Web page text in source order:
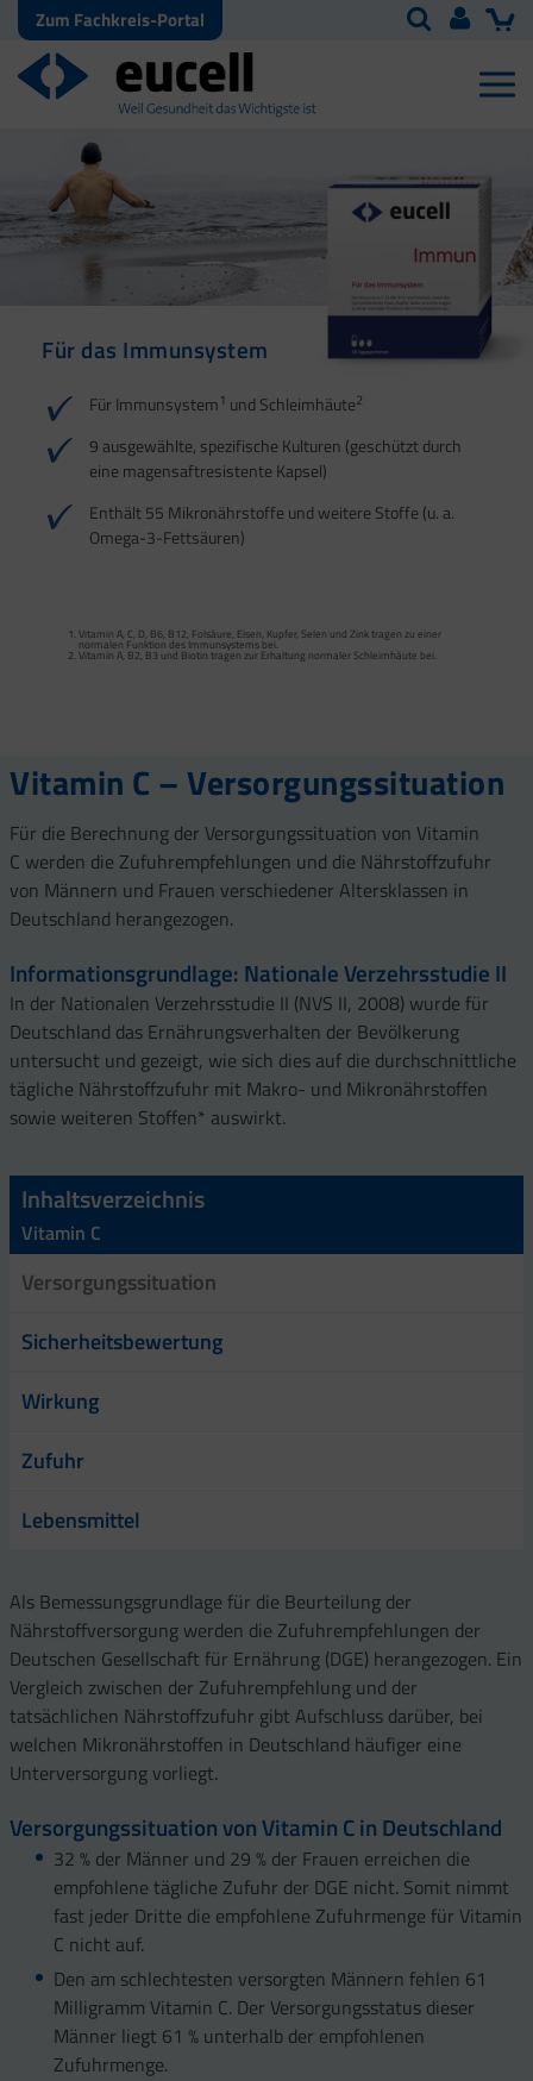
Zum Fachkreis-Portal
Für das Immunsystem
Für Immunsystem1 und Schleimhäute2
9 ausgewählte, spezifische Kulturen (geschützt durch
eine magensaftresistente Kapsel)
Enthält 55 Mikronährstoffe und weitere Stoffe (u. a.
Omega-3-Fettsäuren)
Vitamin A, C, D, B6, B12, Folsäure, Eisen, Kupfer, Selen und Zink tragen zu einer
normalen Funktion des Immunsystems bei.
Vitamin A, B2, B3 und Biotin tragen zur Erhaltung normaler Schleimhäute bei.
Für Haut, Haare und
4
Vitamin A, Beta-Carotin, Vitamine B2, B3, Biotin und Zink tragen zur Erhaltung
Für Ihre natürliche
normalen Stoffwechsel von Makronährstoffen bei.
Vitamin B2 und Biotin tragen zur Erhaltung normaler Schleimhäute (einschließlich
Darmschleimhaut) bei.
Vitamin D und Zink tragen zur normalen Funktion des Immunsystems bei.
Vitamin C – Versorgungssituation
Für die Berechnung der Versorgungssituation von Vitamin
C werden die Zufuhrempfehlungen und die Nährstoffzufuhr
von Männern und Frauen verschiedener Altersklassen in
Deutschland herangezogen.
Informationsgrundlage: Nationale Verzehrsstudie II
In der Nationalen Verzehrsstudie II (NVS II, 2008) wurde für
Deutschland das Ernährungsverhalten der Bevölkerung
untersucht und gezeigt, wie sich dies auf die durchschnittliche
tägliche Nährstoffzufuhr mit Makro- und Mikronährstoffen
sowie weiteren Stoffen* auswirkt.
Inhaltsverzeichnis
Vitamin C
Versorgungssituation
Sicherheitsbewertung
Wirkung
Zufuhr
Lebensmittel
Als Bemessungsgrundlage für die Beurteilung der
Nährstoffversorgung werden die Zufuhrempfehlungen der
Deutschen Gesellschaft für Ernährung (DGE) herangezogen. Ein
Vergleich zwischen der Zufuhrempfehlung und der
tatsächlichen Nährstoffzufuhr gibt Aufschluss darüber, bei
welchen Mikronährstoffen in Deutschland häufiger eine
Unterversorgung vorliegt.
Versorgungssituation von Vitamin C in Deutschland
32 % der Männer und 29 % der Frauen erreichen die
empfohlene tägliche Zufuhr der DGE nicht. Somit nimmt
fast jeder Dritte die empfohlene Zufuhrmenge für Vitamin
C nicht auf.
Den am schlechtesten versorgten Männern fehlen 61
Milligramm Vitamin C. Der Versorgungsstatus dieser
Männer liegt 61 % unterhalb der empfohlenen
Zufuhrmenge.